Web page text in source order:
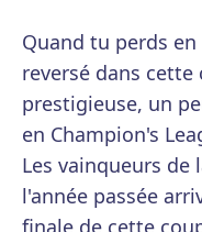
Quand tu perds
reversé dans
prestigieuse, un
en Champion's
Les vainqueurs de
l'année passée
finale de cette